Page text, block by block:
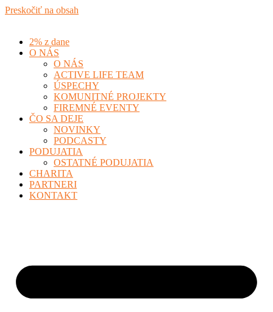
Preskočiť na obsah
2% z dane
O NÁS
O NÁS
ACTIVE LIFE TEAM
ÚSPECHY
KOMUNITNÉ PROJEKTY
FIREMNÉ EVENTY
ČO SA DEJE
NOVINKY
PODCASTY
PODUJATIA
OSTATNÉ PODUJATIA
CHARITA
PARTNERI
KONTAKT